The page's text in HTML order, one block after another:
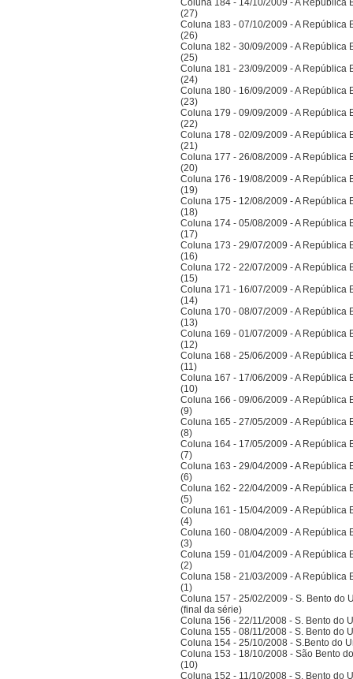
Coluna 184 - 14/10/2009 - A República
(27)
Coluna 183 - 07/10/2009 - A República
(26)
Coluna 182 - 30/09/2009 - A República
(25)
Coluna 181 - 23/09/2009 - A República
(24)
Coluna 180 - 16/09/2009 - A República
(23)
Coluna 179 - 09/09/2009 - A República
(22)
Coluna 178 - 02/09/2009 - A República
(21)
Coluna 177 - 26/08/2009 - A República
(20)
Coluna 176 - 19/08/2009 - A República
(19)
Coluna 175 - 12/08/2009 - A República
(18)
Coluna 174 - 05/08/2009 - A República
(17)
Coluna 173 - 29/07/2009 - A República
(16)
Coluna 172 - 22/07/2009 - A República
(15)
Coluna 171 - 16/07/2009 - A República
(14)
Coluna 170 - 08/07/2009 - A República
(13)
Coluna 169 - 01/07/2009 - A República
(12)
Coluna 168 - 25/06/2009 - A República
(11)
Coluna 167 - 17/06/2009 - A República
(10)
Coluna 166 - 09/06/2009 - A República
(9)
Coluna 165 - 27/05/2009 - A República
(8)
Coluna 164 - 17/05/2009 - A República
(7)
Coluna 163 - 29/04/2009 - A República
(6)
Coluna 162 - 22/04/2009 - A República
(5)
Coluna 161 - 15/04/2009 - A República
(4)
Coluna 160 - 08/04/2009 - A República
(3)
Coluna 159 - 01/04/2009 - A República
(2)
Coluna 158 - 21/03/2009 - A República
(1)
Coluna 157 - 25/02/2009 - S. Bento do
(final da série)
Coluna 156 - 22/11/2008 - S. Bento do
Coluna 155 - 08/11/2008 - S. Bento do
Coluna 154 - 25/10/2008 - S.Bento do
Coluna 153 - 18/10/2008 - São Bento
(10)
Coluna 152 - 11/10/2008 - S. Bento do